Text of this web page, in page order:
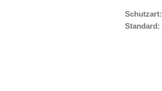
Schutzart:
Standard: